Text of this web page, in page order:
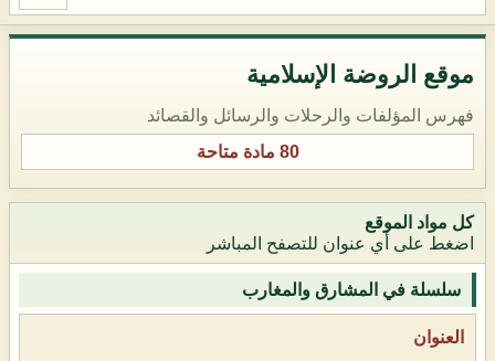
موقع الروضة الإسلامية
فهرس المؤلفات والرحلات والرسائل والقصائد
80 مادة متاحة
كل مواد الموقع
اضغط على أي عنوان للتصفح المباشر
سلسلة في المشارق والمغارب